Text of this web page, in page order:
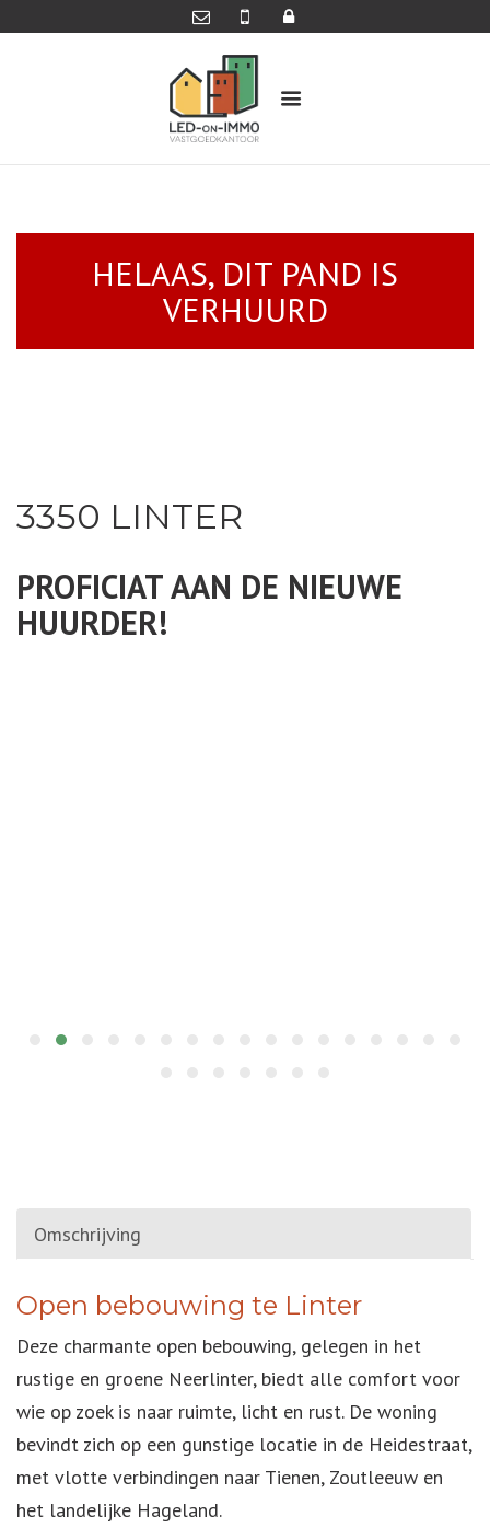
HELAAS, DIT PAND IS
VERHUURD
3350 LINTER
PROFICIAT AAN DE NIEUWE
HUURDER!
Omschrijving
OMSCHRIJVING
Open bebouwing te Linter
Deze charmante open bebouwing, gelegen in het
rustige en groene Neerlinter, biedt alle comfort voor
wie op zoek is naar ruimte, licht en rust. De woning
bevindt zich op een gunstige locatie in de Heidestraat,
met vlotte verbindingen naar Tienen, Zoutleeuw en
het landelijke Hageland.